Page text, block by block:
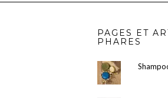
PAGES ET
PHARES